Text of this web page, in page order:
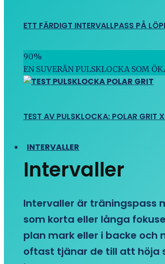
ETT FÄRDIGT INTERVALLPASS PÅ
90%
EN SUVERÄN PULSKLOCKA SOM
TEST AV PULSKLOCKA: POLAR GRIT
INTERVALLER
Intervaller
Intervaller är träningspass
som korta eller långa
plan mark eller i backe
oftast tjänar de till att höja